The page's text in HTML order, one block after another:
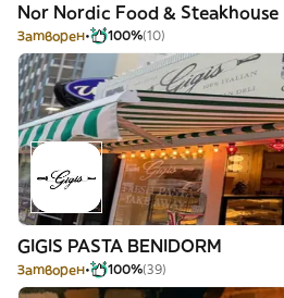
Nor Nordic Food & Steakhouse
Затворен 100%(10)
GIGIS PASTA BENIDORM
Затворен 100%(39)